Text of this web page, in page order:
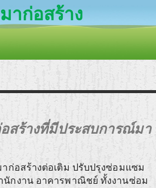
าก่อสร้าง
อสร้างที่มีประสบการณ์มา
าก่อสร้างต่อเติม ปรับปรุงซ่อมแซม
นักงาน อาคารพาณิชย์ ทั้งงานซ่อม